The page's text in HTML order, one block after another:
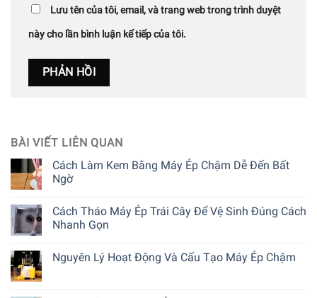
Lưu tên của tôi, email, và trang web trong trình duyệt
này cho lần bình luận kế tiếp của tôi.
BÀI VIẾT LIÊN QUAN
Cách Làm Kem Bằng Máy Ép Chậm Dễ Đến Bất
Ngờ
Cách Tháo Máy Ép Trái Cây Để Vệ Sinh Đúng Cách
Nhanh Gọn
Nguyên Lý Hoạt Động Và Cấu Tạo Máy Ép Chậm